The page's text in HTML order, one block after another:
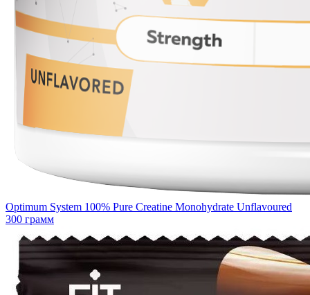
Optimum System 100% Pure Creatine Monohydrate Unflavoured
300 грамм